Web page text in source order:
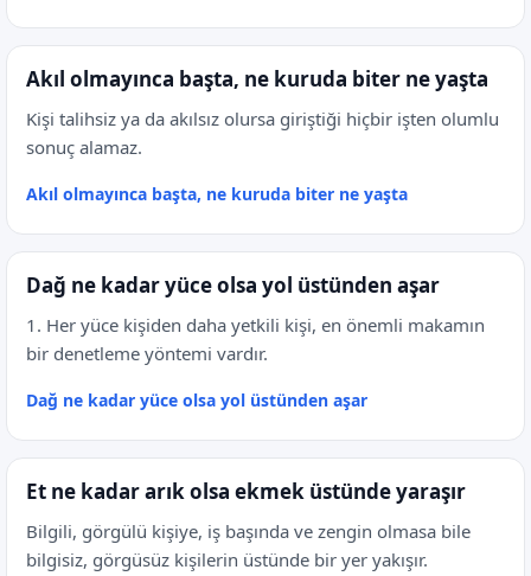
Akıl olmayınca başta, ne kuruda biter ne yaşta
Kişi talihsiz ya da akılsız olursa giriştiği hiçbir işten olumlu
sonuç alamaz.
Akıl olmayınca başta, ne kuruda biter ne yaşta
Dağ ne kadar yüce olsa yol üstünden aşar
1. Her yüce kişiden daha yetkili kişi, en önemli makamın
bir denetleme yöntemi vardır.
Dağ ne kadar yüce olsa yol üstünden aşar
Et ne kadar arık olsa ekmek üstünde yaraşır
Bilgili, görgülü kişiye, iş başında ve zengin olmasa bile
bilgisiz, görgüsüz kişilerin üstünde bir yer yakışır.